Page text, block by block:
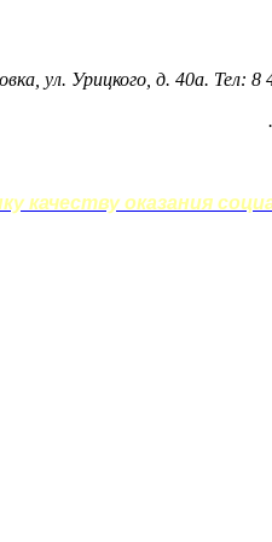
ул. Урицкого, д. 40а.
.
оказания